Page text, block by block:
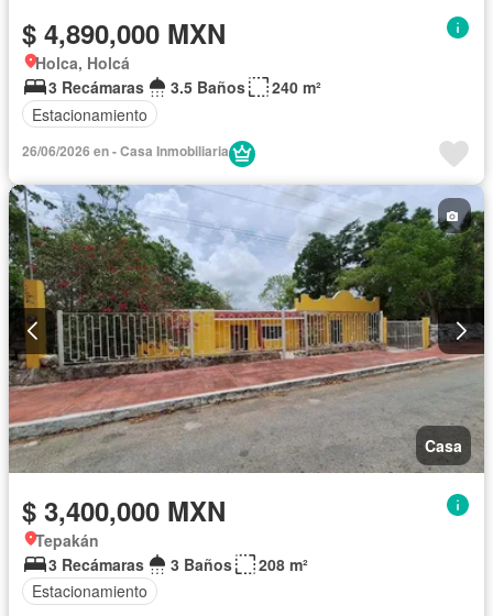
$ 4,890,000 MXN
Holca, Holcá
3 Recámaras
3.5 Baños
240 m²
Estacionamiento
26/06/2026 en - Casa Inmobiliaria
Casa
$ 3,400,000 MXN
Tepakán
3 Recámaras
3 Baños
208 m²
Estacionamiento